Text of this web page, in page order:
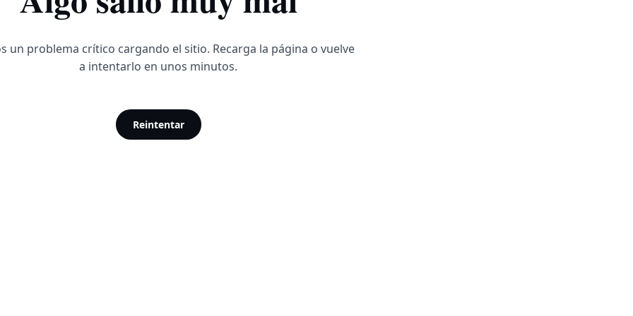
un problema crítico cargando el sitio. Recarga la página o vuelve
a intentarlo en unos minutos.
Reintentar